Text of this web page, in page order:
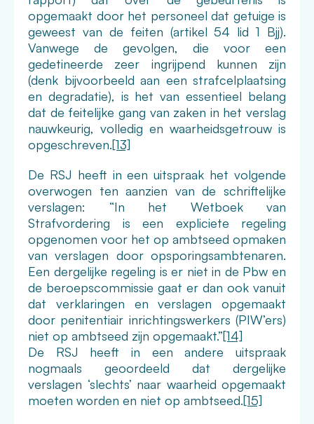
opgemaakt door het personeel dat getuige is
geweest van de feiten (artikel 54 lid 1 Bjj).
Vanwege de gevolgen, die voor een
gedetineerde zeer ingrijpend kunnen zijn
(denk bijvoorbeeld aan een strafcelplaatsing
en degradatie), is het van essentieel belang
dat de feitelijke gang van zaken in het verslag
nauwkeurig, volledig en waarheidsgetrouw is
opgeschreven.[13]
De RSJ heeft in een uitspraak het volgende
overwogen ten aanzien van de schriftelijke
verslagen: “In het Wetboek van
Strafvordering is een expliciete regeling
opgenomen voor het op ambtseed opmaken
van verslagen door opsporingsambtenaren.
Een dergelijke regeling is er niet in de Pbw en
de beroepscommissie gaat er dan ook vanuit
dat verklaringen en verslagen opgemaakt
door penitentiair inrichtingswerkers (PIW’ers)
niet op ambtseed zijn opgemaakt.”[14]
De RSJ heeft in een andere uitspraak
nogmaals geoordeeld dat dergelijke
verslagen ‘slechts’ naar waarheid opgemaakt
moeten worden en niet op ambtseed.[15]